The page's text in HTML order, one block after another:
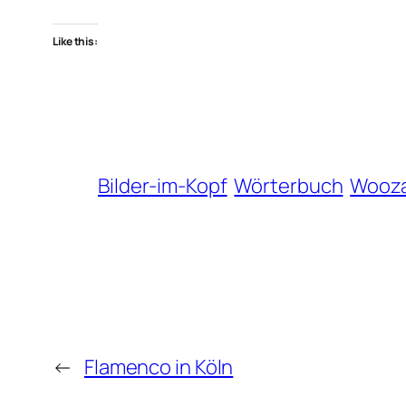
Like this:
Bilder-im-Kopf Wörterbuch
← Flamenco in Köln